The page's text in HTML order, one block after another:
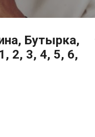
Бутырка,
2, 3, 4, 5, 6,